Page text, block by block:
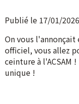
Publié le 17/01/2026
On vous l'annonçait
officiel, vous allez
ceinture à l'ACSAM
unique !